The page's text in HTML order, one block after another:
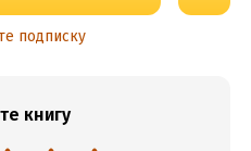
подписку
книгу